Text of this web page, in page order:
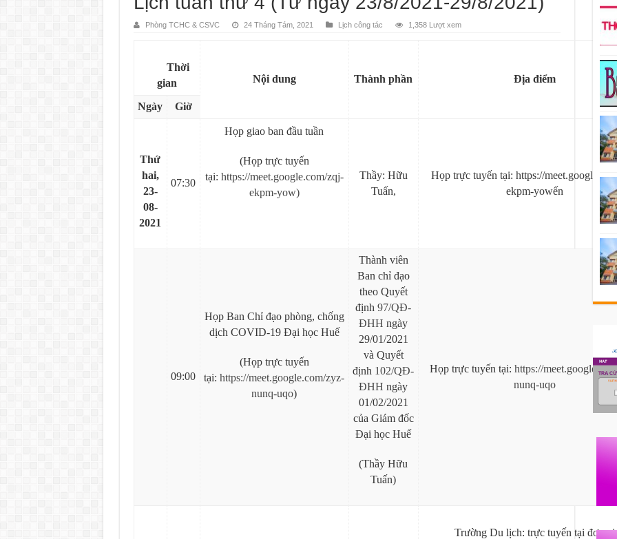
Phòng TCHC & CSVC 24 Tháng Tám, 2021 Lịch công tác 1,358 Lượt xem
Thời
gian
Nội dung Thành phần Địa điểm
Ngày Giờ
Thứ
hai,
23-
08-
2021
07:30
Họp giao ban đầu tuần
(Họp trực tuyến
tại: https://meet.google.com/zqj-
ekpm-yow)
Thầy: Hữu
Tuấn,
Họp trực tuyến tại: https://
ekpm-yowến
09:00
Họp Ban Chỉ đạo phòng, chống
dịch COVID-19 Đại học Huế
(Họp trực tuyến
tại: https://meet.google.com/zyz-
nunq-uqo)
Thành viên
Ban chỉ đạo
theo Quyết
định 97/QĐ-
ĐHH ngày
29/01/2021
và Quyết
định 102/QĐ-
ĐHH ngày
01/02/2021
của Giám đốc
Đại học Huế
(Thầy Hữu
Tuấn)
Họp trực tuyến tại: https://
nunq-uqo
Trường Du lịch: trực tuyến tại đơn vị.